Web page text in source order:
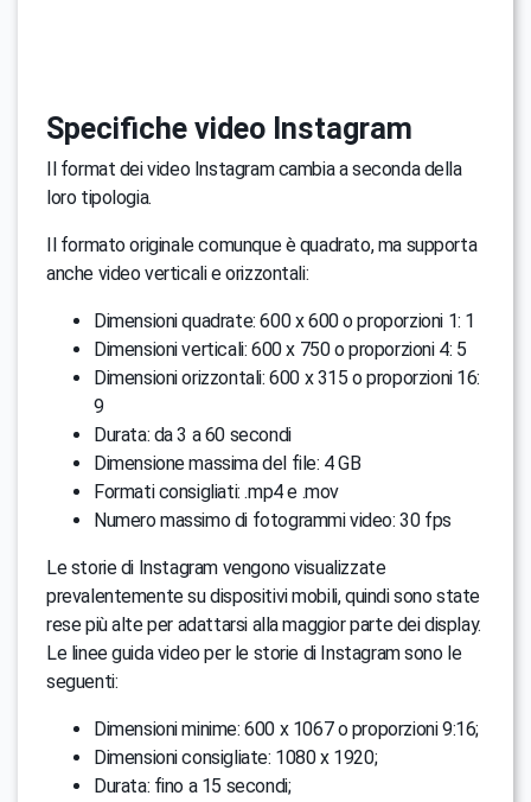
Specifiche video Instagram
Il format dei video Instagram cambia a seconda della
loro tipologia.
Il formato originale comunque è quadrato, ma supporta
anche video verticali e orizzontali:
Dimensioni quadrate: 600 x 600 o proporzioni 1: 1
Dimensioni verticali: 600 x 750 o proporzioni 4: 5
Dimensioni orizzontali: 600 x 315 o proporzioni 16:
9
Durata: da 3 a 60 secondi
Dimensione massima del file: 4 GB
Formati consigliati: .mp4 e .mov
Numero massimo di fotogrammi video: 30 fps
Le storie di Instagram vengono visualizzate
prevalentemente su dispositivi mobili, quindi sono state
rese più alte per adattarsi alla maggior parte dei display.
Le linee guida video per le storie di Instagram sono le
seguenti:
Dimensioni minime: 600 x 1067 o proporzioni 9:16;
Dimensioni consigliate: 1080 x 1920;
Durata: fino a 15 secondi;